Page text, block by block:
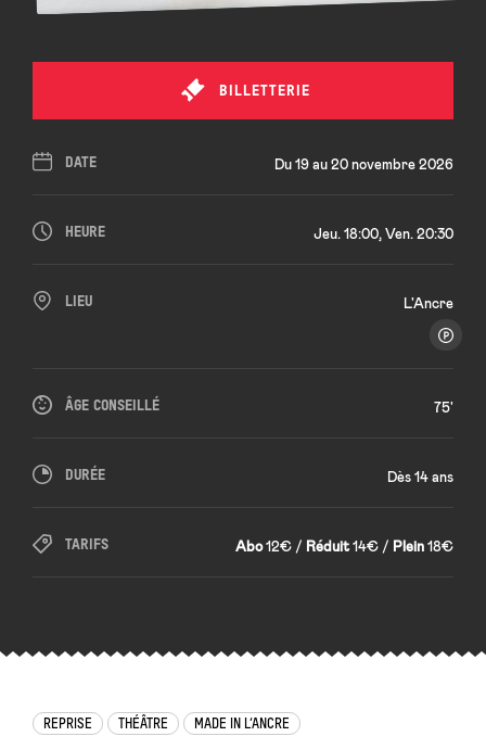
DATE Du 19 au 20 novembre 2026
HEURE Jeu. 18:00, Ven. 20:30
LIEU L'Ancre
ÂGE CONSEILLÉ 75'
DURÉE Dès 14 ans
TARIFS Abo12€ / Réduit14€ / Plein18€
BILLETTERIE
REPRISE THÉÂTRE MADE IN L’ANCRE